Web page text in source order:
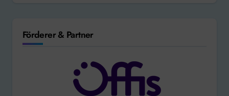
Förderer & Partner